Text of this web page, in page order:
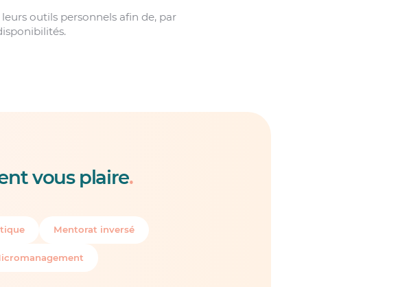
outils personnels afin de, par
vous plaire.
Mentorat inversé